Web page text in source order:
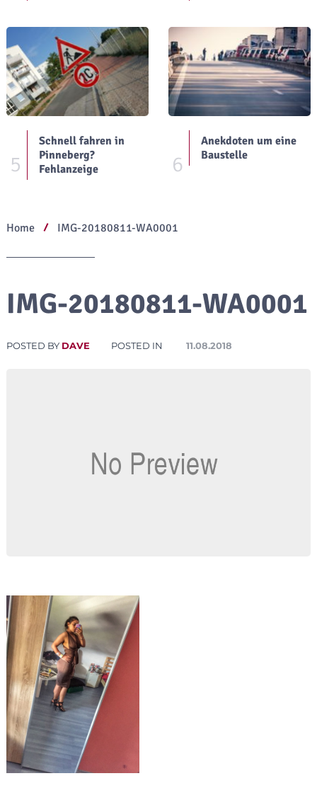
5
Schnell fahren in
Pinneberg?
Fehlanzeige
6
Anekdoten um eine
Baustelle
Home IMG-20180811-WA0001
IMG-20180811-WA0001
POSTED BY DAVE POSTED IN 11.08.2018